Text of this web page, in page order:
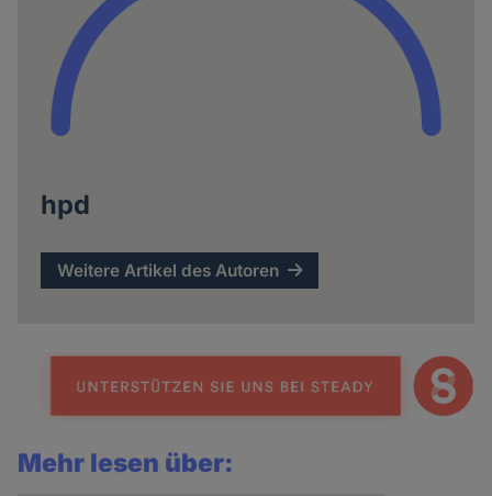
hpd
Weitere Artikel des Autoren
Mehr lesen über: